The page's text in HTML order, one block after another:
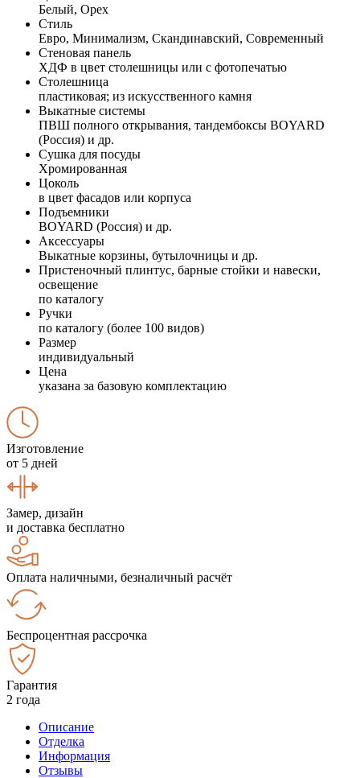
Белый, Орех
Стиль
Евро, Минимализм, Скандинавский, Современный
Стеновая панель
ХДФ в цвет столешницы или с фотопечатью
Столешница
пластиковая; из искусственного камня
Выкатные системы
ПВШ полного открывания, тандембоксы BOYARD
(Россия) и др.
Сушка для посуды
Хромированная
Цоколь
в цвет фасадов или корпуса
Подъемники
BOYARD (Россия) и др.
Аксессуары
Выкатные корзины, бутылочницы и др.
Пристеночный плинтус, барные стойки и навески,
освещение
по каталогу
Ручки
по каталогу (более 100 видов)
Размер
индивидуальный
Цена
указана за базовую комплектацию
Изготовление
от 5 дней
Замер, дизайн
и доставка бесплатно
Оплата наличными, безналичный расчёт
Беспроцентная рассрочка
Гарантия
2 года
Описание
Отделка
Информация
Отзывы